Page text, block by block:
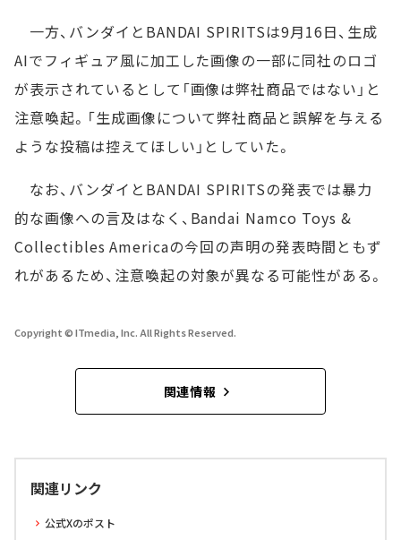
一方、バンダイとBANDAI SPIRITSは9月16日、生成
AIでフィギュア風に加工した画像の一部に同社のロゴ
が表示されているとして「画像は弊社商品ではない」と
注意喚起。「生成画像について弊社商品と誤解を与える
ような投稿は控えてほしい」としていた。
なお、バンダイとBANDAI SPIRITSの発表では暴力
的な画像への言及はなく、Bandai Namco Toys &
Collectibles Americaの今回の声明の発表時間ともず
れがあるため、注意喚起の対象が異なる可能性がある。
Copyright © ITmedia, Inc. All Rights Reserved.
関連情報
関連リンク
公式Xのポスト